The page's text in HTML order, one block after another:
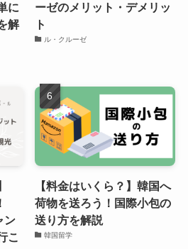
に
解
ーゼのメリット・デメリッ
ト
ル・クルーゼ
ン
こ
【料金はいくら？】韓国へ
荷物を送ろう！国際小包の
送り方を解説
韓国留学